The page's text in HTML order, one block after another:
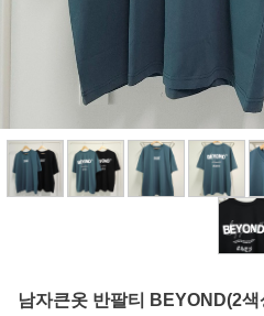
남자큰옷 반팔티 BEYOND(2